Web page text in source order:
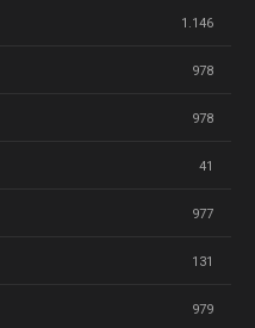
1.146
978
978
41
977
131
979